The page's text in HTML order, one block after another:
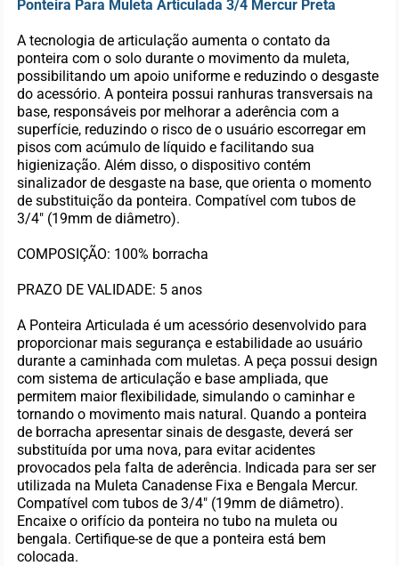
Ponteira Para Muleta Articulada 3/4 Mercur Preta
A tecnologia de articulação aumenta o contato da
ponteira com o solo durante o movimento da muleta,
possibilitando um apoio uniforme e reduzindo o desgaste
do acessório. A ponteira possui ranhuras transversais na
base, responsáveis por melhorar a aderência com a
superfície, reduzindo o risco de o usuário escorregar em
pisos com acúmulo de líquido e facilitando sua
higienização. Além disso, o dispositivo contém
sinalizador de desgaste na base, que orienta o momento
de substituição da ponteira. Compatível com tubos de
3/4" (19mm de diâmetro).
COMPOSIÇÃO: 100% borracha
PRAZO DE VALIDADE: 5 anos
A Ponteira Articulada é um acessório desenvolvido para
proporcionar mais segurança e estabilidade ao usuário
durante a caminhada com muletas. A peça possui design
com sistema de articulação e base ampliada, que
permitem maior flexibilidade, simulando o caminhar e
tornando o movimento mais natural. Quando a ponteira
de borracha apresentar sinais de desgaste, deverá ser
substituída por uma nova, para evitar acidentes
provocados pela falta de aderência. Indicada para ser ser
utilizada na Muleta Canadense Fixa e Bengala Mercur.
Compatível com tubos de 3/4" (19mm de diâmetro).
Encaixe o orifício da ponteira no tubo na muleta ou
bengala. Certifique-se de que a ponteira está bem
colocada.